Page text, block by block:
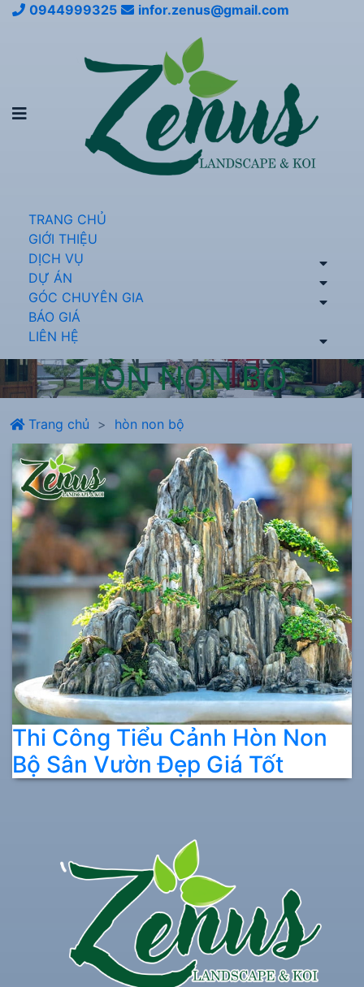
0944999325 infor.zenus@gmail.com
TRANG CHỦ
GIỚI THIỆU
DỊCH VỤ
DỰ ÁN
GÓC CHUYÊN GIA
BÁO GIÁ
LIÊN HỆ
HÒN NON BỘ
Trang chủ hòn non bộ
Thi Công Tiểu Cảnh Hòn Non
Bộ Sân Vườn Đẹp Giá Tốt